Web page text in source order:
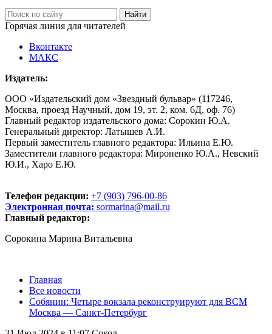
Горячая линия для читателей
Вконтакте
МАКС
Издатель:
ООО «Издательский дом «Звездный бульвар» (117246,
Москва, проезд Научный, дом 19, эт. 2, ком. 6Д, оф. 76)
Главный редактор издательского дома: Сорокин Ю.А.
Генеральный директор: Латышев А.И.
Первый заместитель главного редактора: Ильина Е.Ю.
Заместители главного редактора: Мироненко Ю.А., Невский
Ю.И., Харо Е.Ю.
Телефон редакции: +7 (903) 796-00-86
Электронная почта: sormarina@mail.ru
Главный редактор:
Сорокина Марина Витальевна
Главная
Все новости
Собянин: Четыре вокзала реконструируют для ВСМ
Москва — Санкт-Петербург